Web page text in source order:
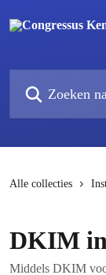
Alle collecties
DKIM
Middels DKIM